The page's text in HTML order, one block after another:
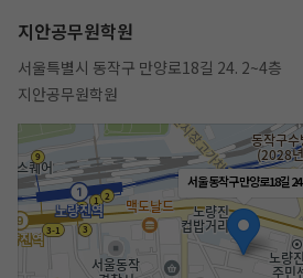
지안공무원학원
서울특별시 동작구 만양로18길 24. 2~4층
지안공무원학원
서울 동작구 만양로18길 24